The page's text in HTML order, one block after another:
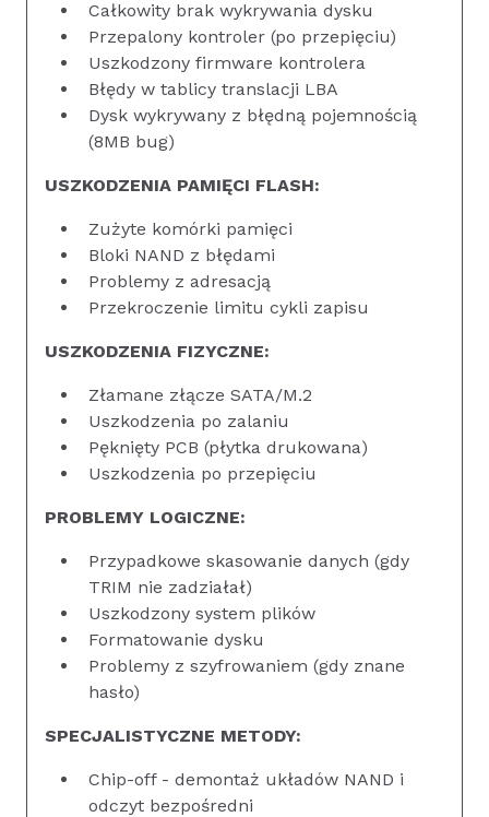
Całkowity brak wykrywania dysku
Przepalony kontroler (po przepięciu)
Uszkodzony firmware kontrolera
Błędy w tablicy translacji LBA
Dysk wykrywany z błędną pojemnością
(8MB bug)
USZKODZENIA PAMIĘCI FLASH:
Zużyte komórki pamięci
Bloki NAND z błędami
Problemy z adresacją
Przekroczenie limitu cykli zapisu
USZKODZENIA FIZYCZNE:
Złamane złącze SATA/M.2
Uszkodzenia po zalaniu
Pęknięty PCB (płytka drukowana)
Uszkodzenia po przepięciu
PROBLEMY LOGICZNE:
Przypadkowe skasowanie danych (gdy
TRIM nie zadziałał)
Uszkodzony system plików
Formatowanie dysku
Problemy z szyfrowaniem (gdy znane
hasło)
SPECJALISTYCZNE METODY:
Chip-off - demontaż układów NAND i
odczyt bezpośredni